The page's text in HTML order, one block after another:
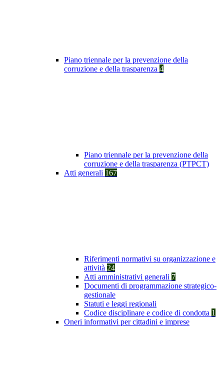
Piano triennale per la prevenzione della
corruzione e della trasparenza 4
Piano triennale per la prevenzione della
corruzione e della trasparenza (PTPCT)
Atti generali 167
Riferimenti normativi su organizzazione e
attività 24
Atti amministrativi generali 7
Documenti di programmazione strategico-
gestionale
Statuti e leggi regionali
Codice disciplinare e codice di condotta 1
Oneri informativi per cittadini e imprese